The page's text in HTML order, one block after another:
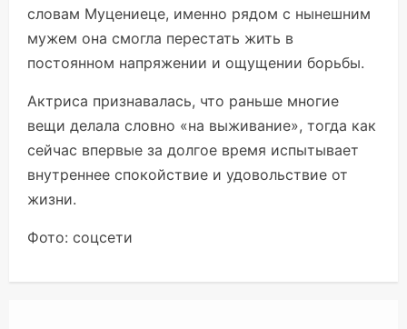
словам Муцениеце, именно рядом с нынешним
мужем она смогла перестать жить в
постоянном напряжении и ощущении борьбы.
Актриса признавалась, что раньше многие
вещи делала словно «на выживание», тогда как
сейчас впервые за долгое время испытывает
внутреннее спокойствие и удовольствие от
жизни.
Фото: соцсети